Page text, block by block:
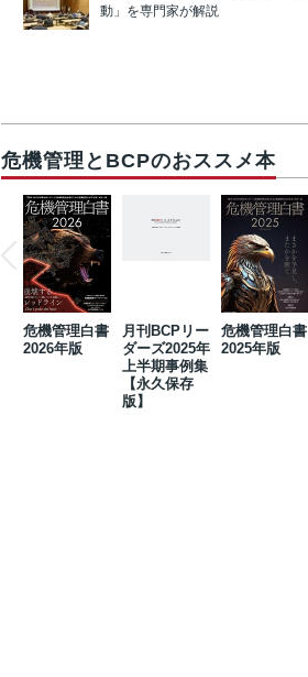
動」を専門家が解説
危機管理とBCPのおススメ本
危機管理白書
2026年版
月刊BCPリー
ダーズ2025年
上半期事例集
【永久保存
版】
危機管理白書
2025年版